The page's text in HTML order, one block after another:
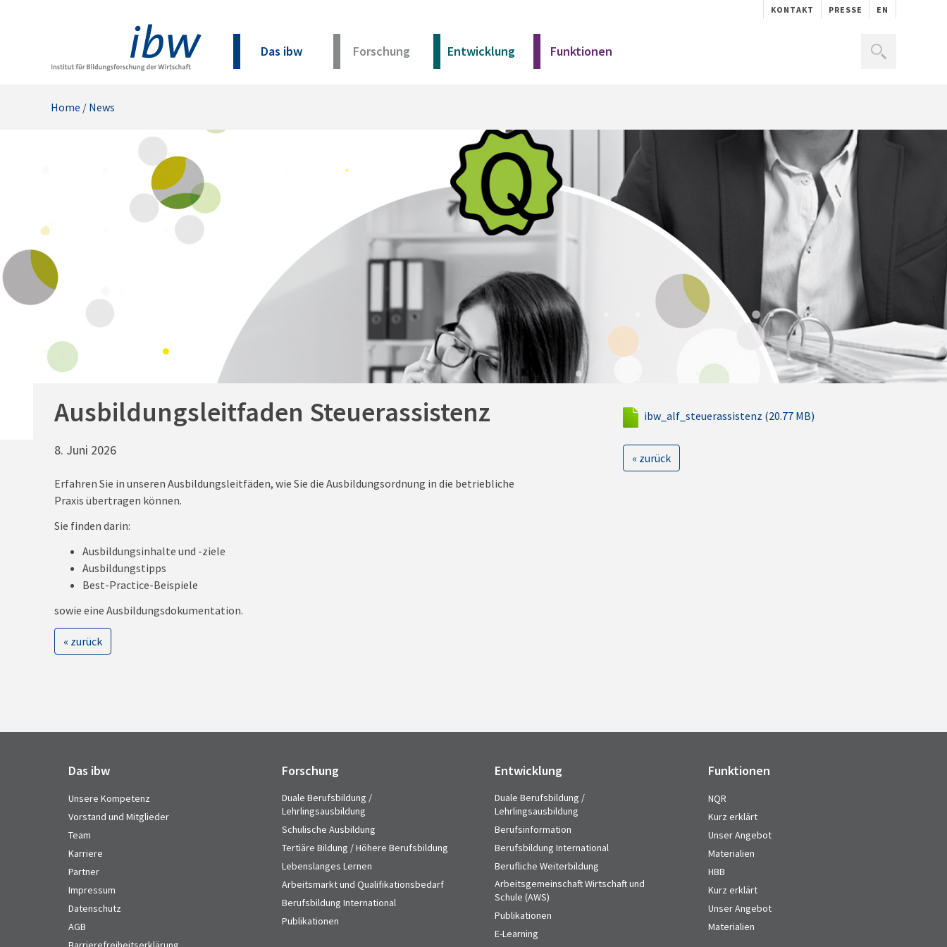
KONTAKT PRESSE EN
Das ibw Forschung Entwicklung Funktionen
Unser Angebot
Materialien
Unser Angebot
Materialien
Home / News
Ausbildungsleitfaden Steuerassistenz
8. Juni 2026
Erfahren Sie in unseren Ausbildungsleitfäden, wie Sie die Ausbildungsordnung in die betriebliche
Praxis übertragen können.
Sie finden darin:
Ausbildungsinhalte und -ziele
Ausbildungstipps
Best-Practice-Beispiele
sowie eine Ausbildungsdokumentation.
« zurück
ibw_alf_steuerassistenz (20.77 MB)
« zurück
Das ibw
Unsere Kompetenz
Vorstand und Mitglieder
Team
Karriere
Partner
Impressum
Datenschutz
AGB
Forschung
Duale Berufsbildung /
Lehrlingsausbildung
Schulische Ausbildung
Tertiäre Bildung / Höhere Berufsbildung
Lebenslanges Lernen
Arbeitsmarkt und Qualifikationsbedarf
Berufsbildung International
Publikationen
Entwicklung
Duale Berufsbildung /
Lehrlingsausbildung
Berufsinformation
Berufsbildung International
Berufliche Weiterbildung
Arbeitsgemeinschaft Wirtschaft und
Schule (AWS)
Publikationen
E-Learning
Funktionen
NQR
Kurz erklärt
Unser Angebot
Materialien
HBB
Kurz erklärt
Unser Angebot
Materialien